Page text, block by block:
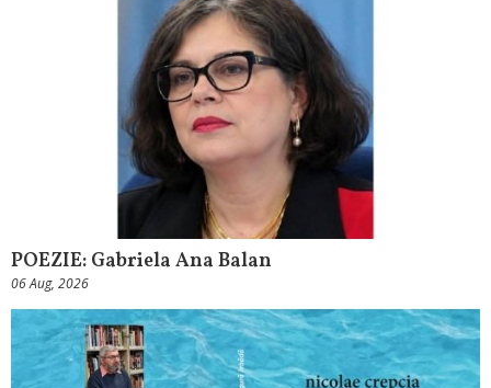
POEZIE: Gabriela Ana Balan
06 Aug, 2026